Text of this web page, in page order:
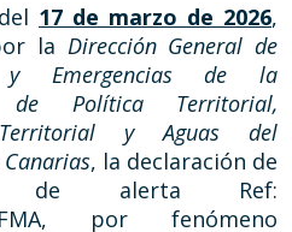
17 de marzo de 2026,
la Dirección General de
y Emergencias de la
de Política Territorial,
Territorial y Aguas del
, la declaración de
de alerta Ref:
por fenómeno